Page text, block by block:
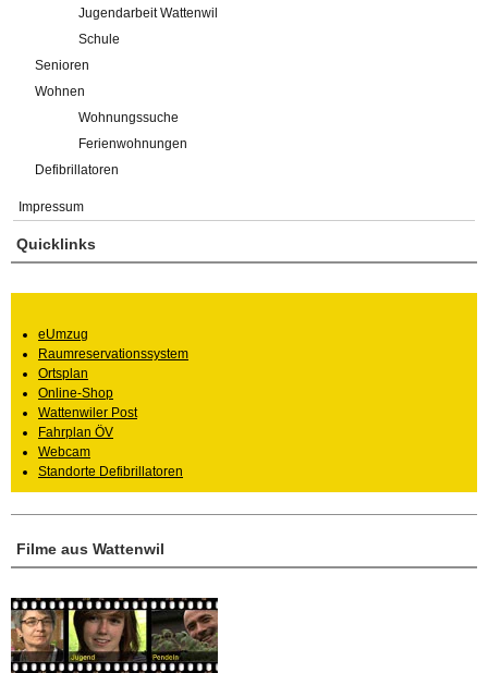
Jugendarbeit Wattenwil
Schule
Senioren
Wohnen
Wohnungssuche
Ferienwohnungen
Defibrillatoren
Impressum
Filme aus Wattenwil
Quicklinks
eUmzug
Raumreservationssystem
Ortsplan
Online-Shop
Wattenwiler Post
Fahrplan ÖV
Webcam
Standorte Defibrillatoren